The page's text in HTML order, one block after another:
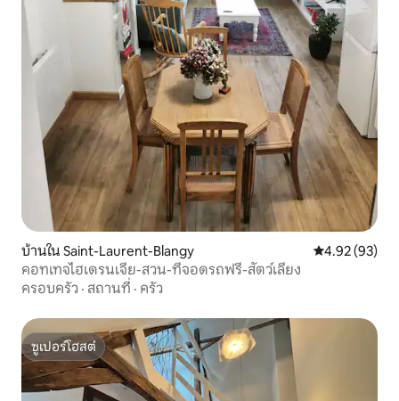
บ้านใน Saint-Laurent-Blangy คะแนนเฉลี่ย
4.92 (93)
คอทเทจไฮเดรนเจีย-สวน-ที่จอดรถฟรี-สัตว์เลี้ยง
ครอบครัว · สถานที่ · ครัว
ซูเปอร์โฮสต์
ซูเปอร์โฮสต์